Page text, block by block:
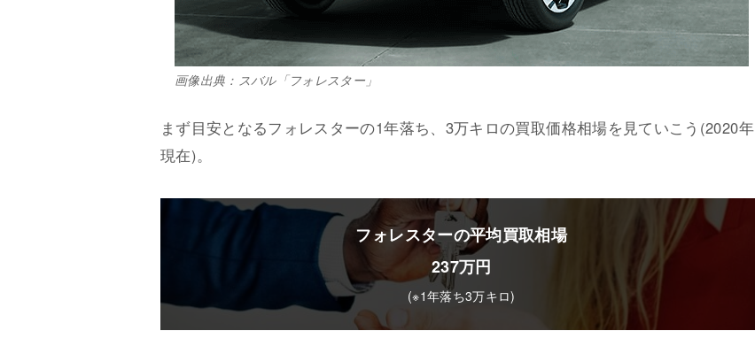
画像出典：スバル「フォレスター」
まず目安となるフォレスターの1年落ち、3万キロの買取価格相場を見ていこう(2020年
現在)。
フォレスターの平均買取相場
237万円
(※1年落ち3万キロ)